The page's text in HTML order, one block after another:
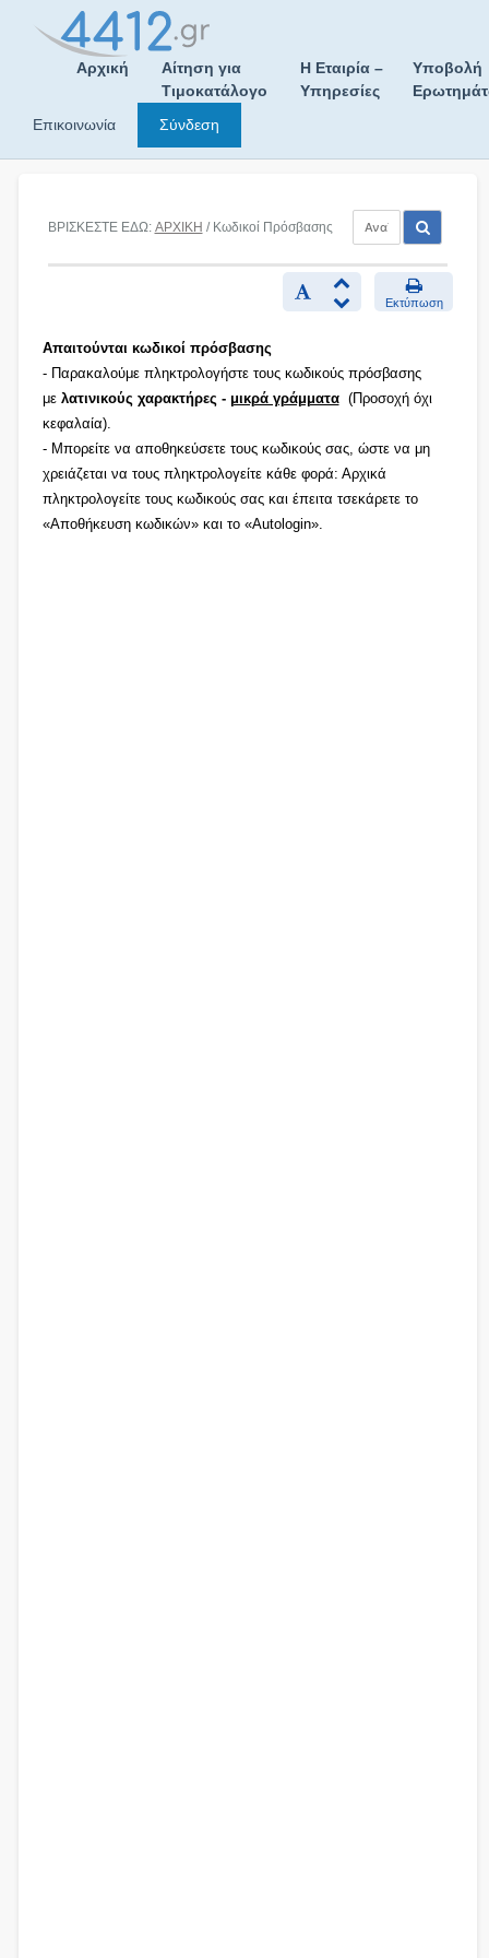
Αρχική
Αίτηση για
Τιμοκατάλογο
Η Εταιρία –
Υπηρεσίες
Υποβολή
Επικοινωνία
Σύνδεση
ΒΡΙΣΚΕΣΤΕ ΕΔΩ: ΑΡΧΙΚΗ / Κωδικοί Πρόσβασης
Εκτύπωση
Απαιτούνται κωδικοί πρόσβασης
- Παρακαλούμε πληκτρολογήστε τους κωδικούς πρόσβασης
με λατινικούς χαρακτήρες - μικρά γράμματα(Προσοχή όχι
κεφαλαία).
- Μπορείτε να αποθηκεύσετε τους κωδικούς σας, ώστε να μη
χρειάζεται να τους πληκτρολογείτε κάθε φορά: Αρχικά
πληκτρολογείτε τους κωδικούς σας και έπειτα τσεκάρετε το
«Αποθήκευση κωδικών» και το «Autologin».